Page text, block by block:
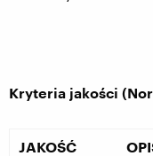
Kryteria jakości
JAKOŚĆ